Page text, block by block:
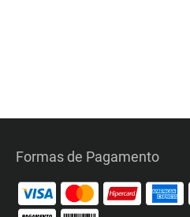
Formas de Pagamento